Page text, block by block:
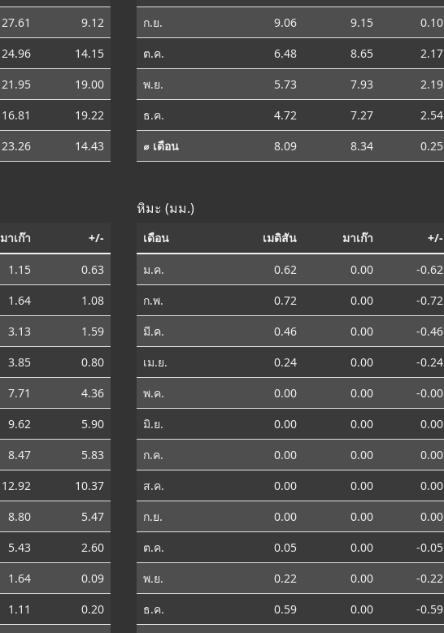
27.61
9.12
24.96
14.15
21.95
19.00
16.81
19.22
23.26 14.43
ก.ย.
9.06 9.15
0.10
ต.ค.
6.48 8.65
2.17
พ.ย.
5.73 7.93
2.19
ธ.ค.
4.72 7.27
2.54
⌀ เดือน
8.09 8.34 0.25
มาเก๊า +/-
1.15
0.63
1.64
1.08
3.13
1.59
3.85
0.80
7.71
4.36
9.62
5.90
8.47
5.83
12.92
10.37
8.80
5.47
5.43
2.60
1.64
0.09
1.11
0.20
หิมะ (มม.)
เดือน เมดิสัน มาเก๊า +/-
ม.ค. 0.62 0.00
-0.62
ก.พ.
0.72 0.00
-0.72
มี.ค.
0.46 0.00
-0.46
เม.ย.
0.24 0.00
-0.24
พ.ค.
0.00 0.00
-0.00
มิ.ย.
0.00 0.00
0.00
ก.ค.
0.00 0.00
0.00
ส.ค.
0.00 0.00
0.00
ก.ย.
0.00 0.00
0.00
ต.ค.
0.05 0.00
-0.05
พ.ย.
0.22 0.00
-0.22
ธ.ค.
0.59 0.00
-0.59